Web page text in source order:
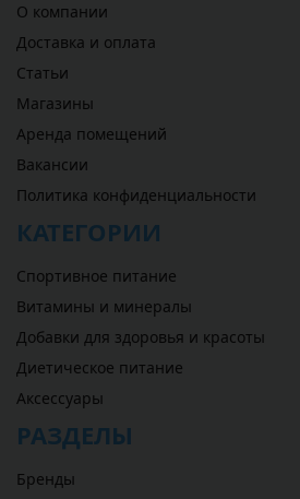
О компании
Доставка и оплата
Статьи
Магазины
Аренда помещений
Вакансии
Политика конфиденциальности
КАТЕГОРИИ
Спортивное питание
Витамины и минералы
Добавки для здоровья и красоты
Диетическое питание
Аксессуары
РАЗДЕЛЫ
Бренды